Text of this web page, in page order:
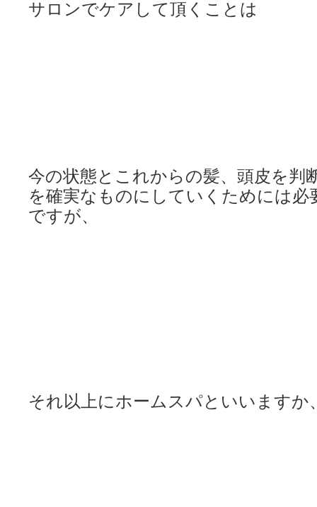
サロンでケアして頂くことは
今の状態とこれからの髪、頭皮を判
を確実なものに していくためには必
ですが、
それ以上にホームスパといいますか